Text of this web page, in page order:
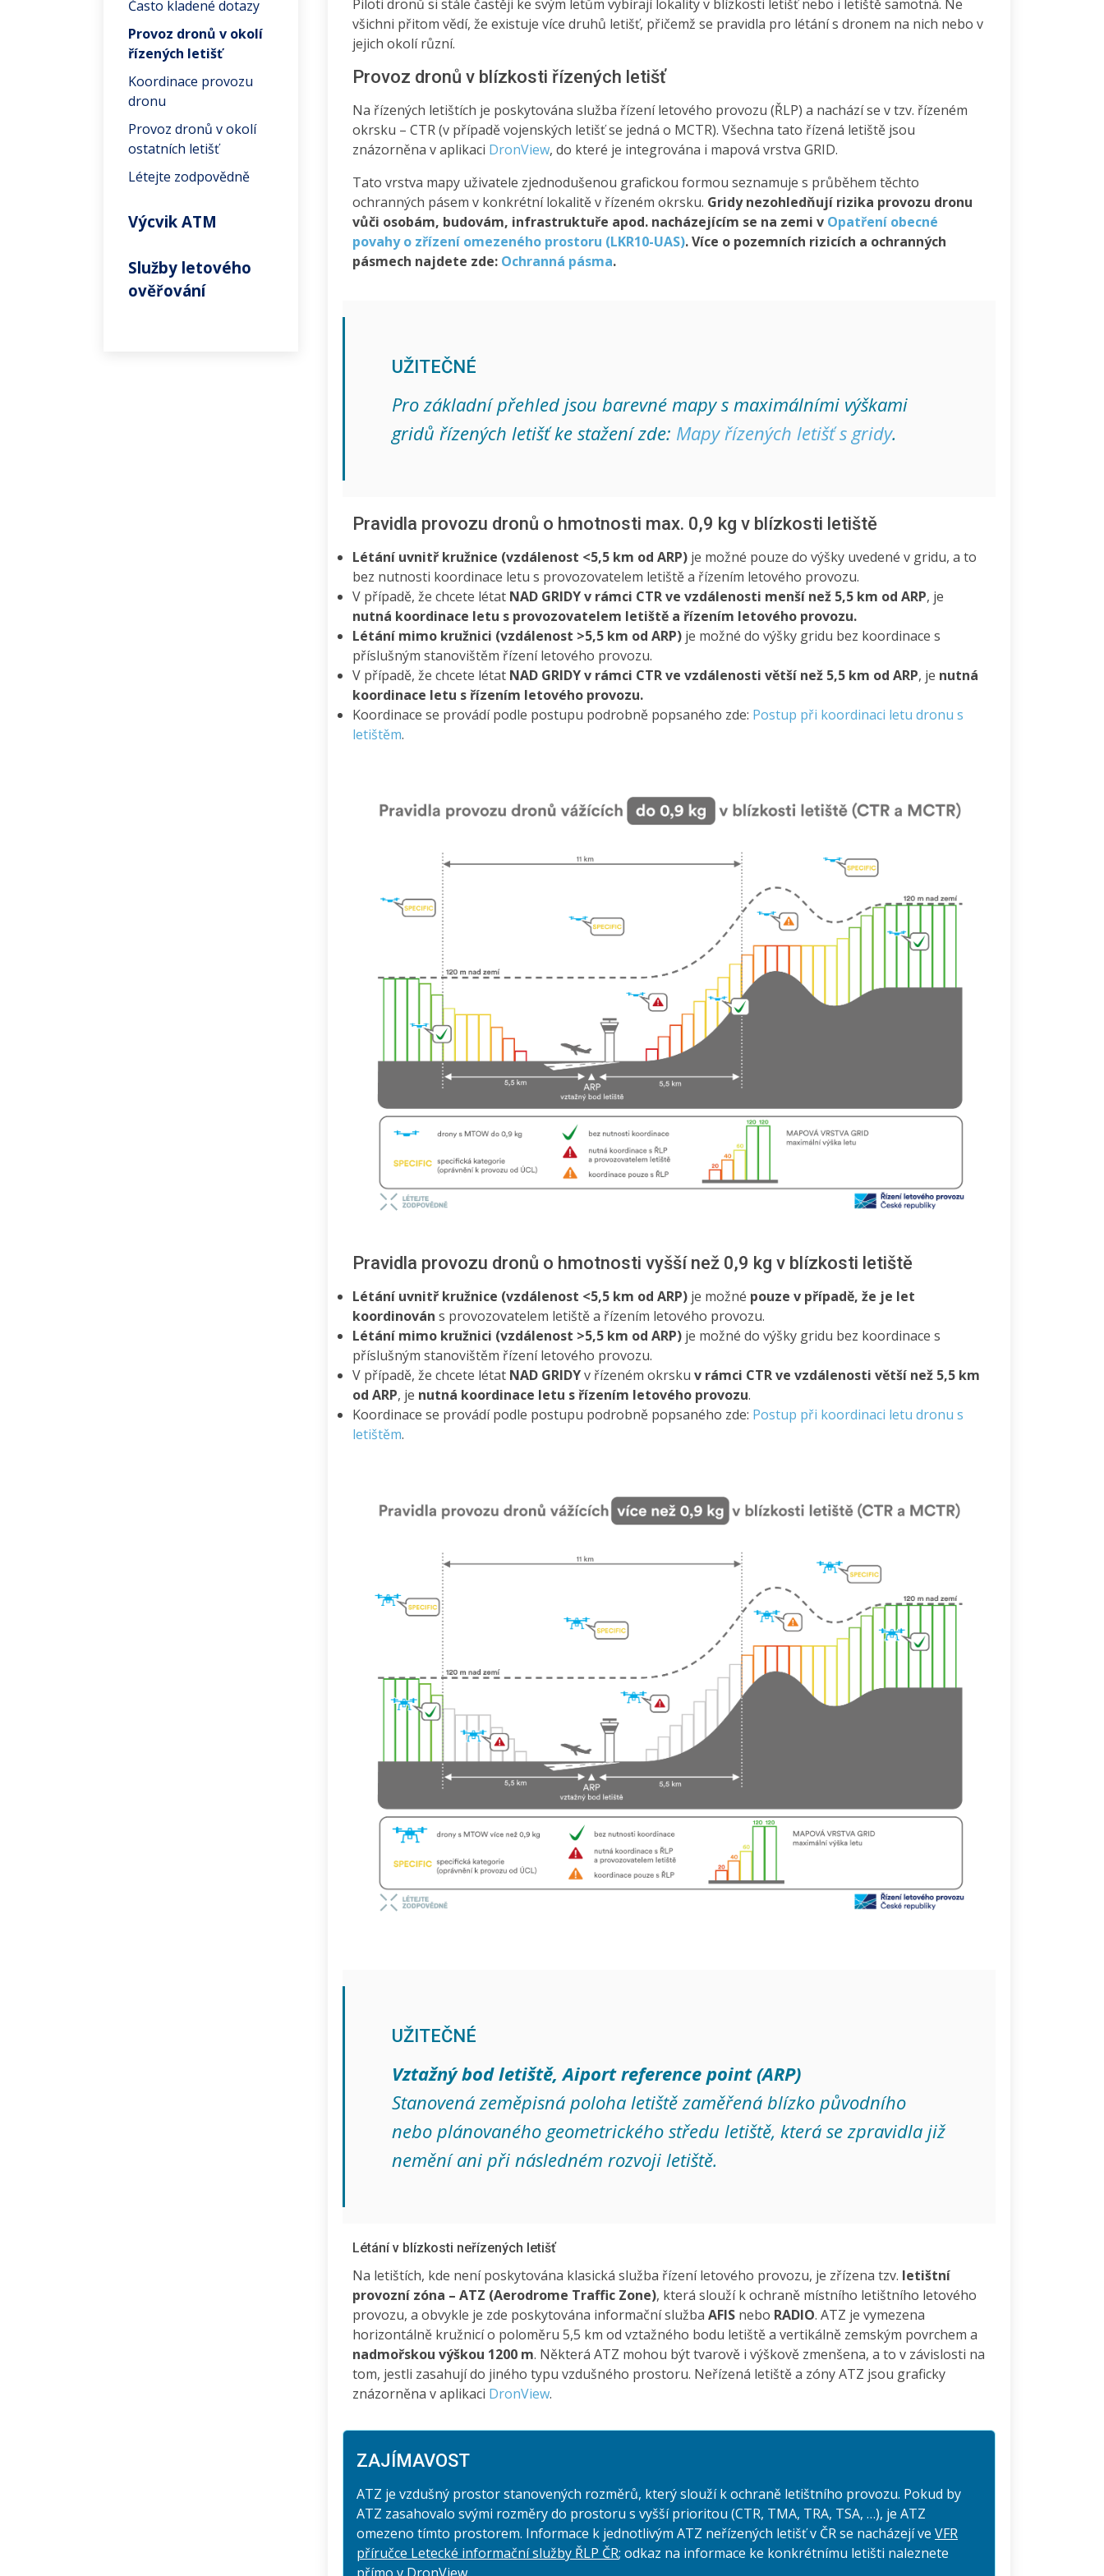
Často kladené dotazy
Provoz dronů v okolí
řízených letišť
Koordinace provozu
dronu
Provoz dronů v okolí
ostatních letišť
Létejte zodpovědně
Výcvik ATM
Služby letového
ověřování
Piloti dronů si stále častěji ke svým letům vybírají lokality v blízkosti letišť nebo i letiště samotná. Ne
všichni přitom vědí, že existuje více druhů letišť, přičemž se pravidla pro létání s dronem na nich nebo v
jejich okolí různí.
Provoz dronů v blízkosti řízených letišť
Na řízených letištích je poskytována služba řízení letového provozu (ŘLP) a nachází se v tzv. řízeném
okrsku – CTR (v případě vojenských letišť se jedná o MCTR). Všechna tato řízená letiště jsou
znázorněna v aplikaci DronView, do které je integrována i mapová vrstva GRID.
Tato vrstva mapy uživatele zjednodušenou grafickou formou seznamuje s průběhem těchto
ochranných pásem v konkrétní lokalitě v řízeném okrsku. Gridy nezohledňují rizika provozu dronu
vůči osobám, budovám, infrastruktuře apod. nacházejícím se na zemi v Opatření obecné
povahy o zřízení omezeného prostoru (LKR10-UAS). Více o pozemních rizicích a ochranných
pásmech najdete zde: Ochranná pásma.
UŽITEČNÉ
Pro základní přehled jsou barevné mapy s maximálními výškami
gridů řízených letišť ke stažení zde: Mapy řízených letišť s gridy.
Pravidla provozu dronů o hmotnosti max. 0,9 kg v blízkosti letiště
Létání uvnitř kružnice (vzdálenost <5,5 km od ARP) je možné pouze do výšky uvedené v gridu, a to
bez nutnosti koordinace letu s provozovatelem letiště a řízením letového provozu.
V případě, že chcete létat NAD GRIDY v rámci CTR ve vzdálenosti menší než 5,5 km od ARP, je
nutná koordinace letu s provozovatelem letiště a řízením letového provozu.
Létání mimo kružnici (vzdálenost >5,5 km od ARP) je možné do výšky gridu bez koordinace s
příslušným stanovištěm řízení letového provozu.
V případě, že chcete létat NAD GRIDY v rámci CTR ve vzdálenosti větší než 5,5 km od ARP, je nutná
koordinace letu s řízením letového provozu.
Koordinace se provádí podle postupu podrobně popsaného zde: Postup při koordinaci letu dronu s
letištěm.
Pravidla provozu dronů o hmotnosti vyšší než 0,9 kg v blízkosti letiště
Létání uvnitř kružnice (vzdálenost <5,5 km od ARP) je možné pouze v případě, že je let
koordinován s provozovatelem letiště a řízením letového provozu.
Létání mimo kružnici (vzdálenost >5,5 km od ARP) je možné do výšky gridu bez koordinace s
příslušným stanovištěm řízení letového provozu.
V případě, že chcete létat NAD GRIDYv řízeném okrsku v rámci CTR ve vzdálenosti větší než 5,5 km
od ARP, je nutná koordinace letu s řízením letového provozu.
Koordinace se provádí podle postupu podrobně popsaného zde: Postup při koordinaci letu dronu s
letištěm.
UŽITEČNÉ
Vztažný bod letiště, Aiport reference point (ARP)
Stanovená zeměpisná poloha letiště zaměřená blízko původního
nebo plánovaného geometrického středu letiště, která se zpravidla již
nemění ani při následném rozvoji letiště.
Létání v blízkosti neřízených letišť
Na letištích, kde není poskytována klasická služba řízení letového provozu, je zřízena tzv. letištní
provozní zóna – ATZ (Aerodrome Traffic Zone), která slouží k ochraně místního letištního letového
provozu, a obvykle je zde poskytována informační služba AFIS nebo RADIO. ATZ je vymezena
horizontálně kružnicí o poloměru 5,5 km od vztažného bodu letiště a vertikálně zemským povrchem a
nadmořskou výškou 1200 m. Některá ATZ mohou být tvarově i výškově zmenšena, a to v závislosti na
tom, jestli zasahují do jiného typu vzdušného prostoru. Neřízená letiště a zóny ATZ jsou graficky
znázorněna v aplikaci DronView.
ZAJÍMAVOST
ATZ je vzdušný prostor stanovených rozměrů, který slouží k ochraně letištního provozu. Pokud by
ATZ zasahovalo svými rozměry do prostoru s vyšší prioritou (CTR, TMA, TRA, TSA, …), je ATZ
omezeno tímto prostorem. Informace k jednotlivým ATZ neřízených letišť v ČR se nacházejí ve VFR
příručce Letecké informační služby ŘLP ČR; odkaz na informace ke konkrétnímu letišti naleznete
přímo v DronView.